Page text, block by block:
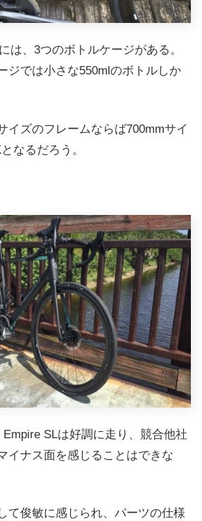
は、3つのボトルケージがある。
ジでは小さな550mlのボトルしか
イズのフレームならば700mmサイ
なるだろう。
SLは好調に走り、競合他社
イナス面を感じることはできな
て俊敏に感じられ、パーツの仕様